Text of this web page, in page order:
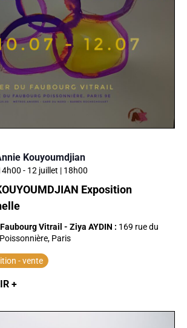
- 12 juillet | 18h00
Exposition
Vitrail - Ziya AYDIN : 169 rue du
Paris
- vente
Kouyoumdjian
+